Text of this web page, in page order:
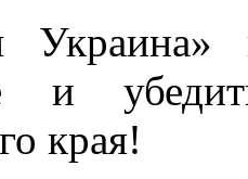
Украина»
и
края!